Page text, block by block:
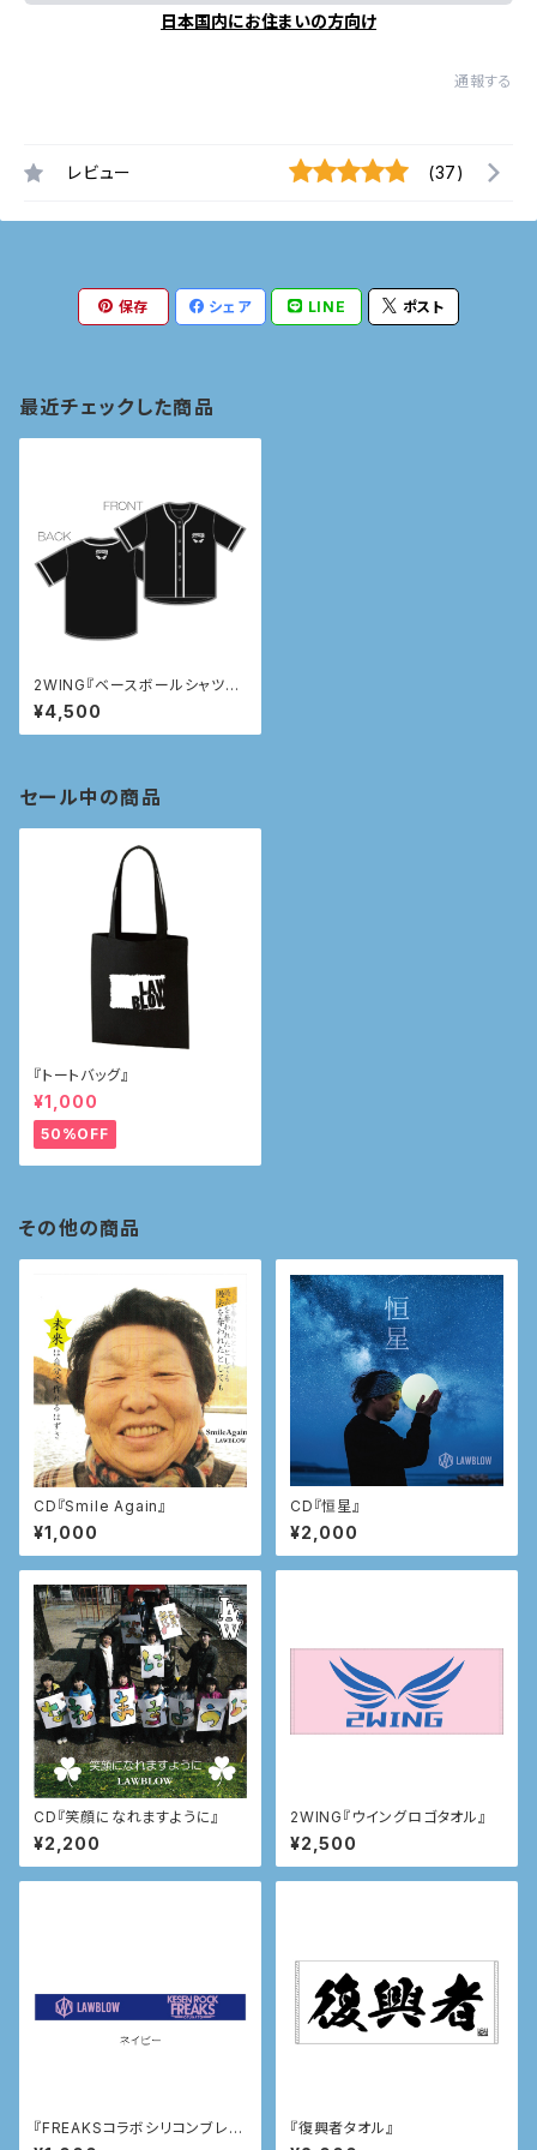
日本国内にお住まいの方向け
通報する
レビュー (37)
保存 シェア LINE ポスト
最近チェックした商品
2WING『ベースボールシャツ』
【L】【XL】
¥4,500
セール中の商品
『トートバッグ』
¥1,000
50%OFF
その他の商品
CD『Smile Again』
¥1,000
CD『恒星』
¥2,000
CD『笑顔になれますように』
¥2,200
2WING『ウイングロゴタオル』
¥2,500
『FREAKSコラボシリコンブレ
ス』
『復興者タオル』